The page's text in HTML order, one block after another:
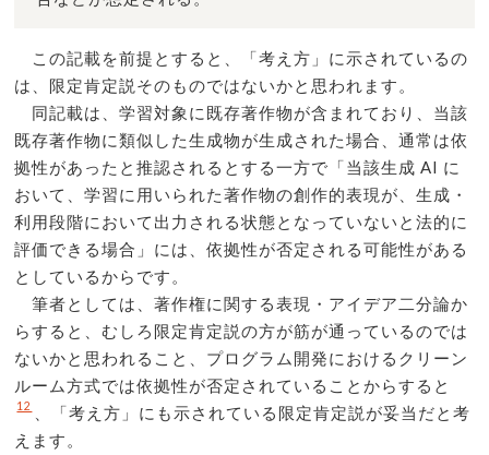
この記載を前提とすると、「考え方」に示されているの
は、限定肯定説そのものではないかと思われます。
同記載は、学習対象に既存著作物が含まれており、当該
既存著作物に類似した生成物が生成された場合、通常は依
拠性があったと推認されるとする一方で「当該生成 AI に
おいて、学習に用いられた著作物の創作的表現が、生成・
利用段階において出力される状態となっていないと法的に
評価できる場合」には、依拠性が否定される可能性がある
としているからです。
筆者としては、著作権に関する表現・アイデア二分論か
らすると、むしろ限定肯定説の方が筋が通っているのでは
ないかと思われること、プログラム開発におけるクリーン
ルーム方式では依拠性が否定されていることからすると
12
、「考え方」にも示されている限定肯定説が妥当だと考
えます。